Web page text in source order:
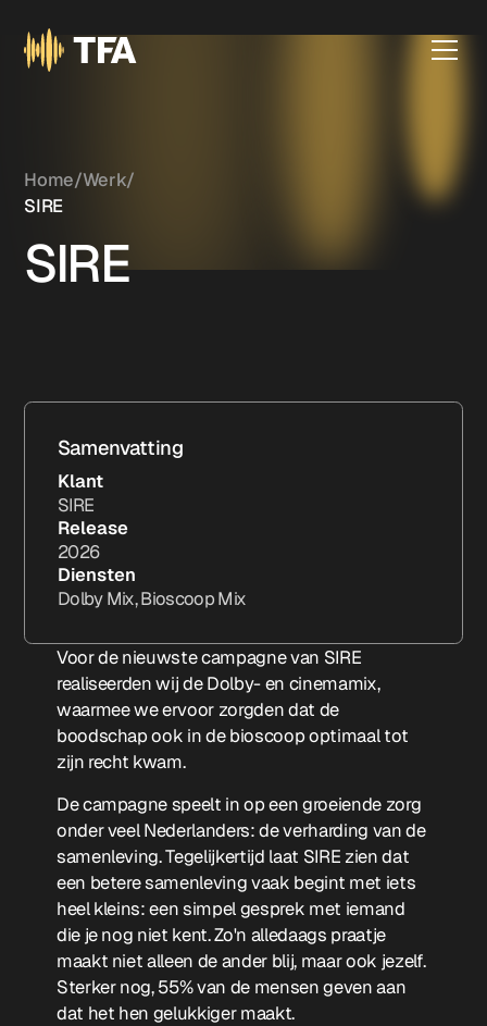
Home/Werk/
SIRE
SIRE
Voor de nieuwste campagne van SIRE
realiseerden wij de Dolby- en cinemamix,
waarmee we ervoor zorgden dat de
boodschap ook in de bioscoop optimaal tot
zijn recht kwam.
De campagne speelt in op een groeiende zorg
onder veel Nederlanders: de verharding van de
samenleving. Tegelijkertijd laat SIRE zien dat
een betere samenleving vaak begint met iets
heel kleins: een simpel gesprek met iemand
die je nog niet kent. Zo'n alledaags praatje
maakt niet alleen de ander blij, maar ook jezelf.
Sterker nog, 55% van de mensen geven aan
dat het hen gelukkiger maakt.
Samenvatting
Klant
SIRE
Release
2026
Diensten
Dolby Mix, Bioscoop Mix